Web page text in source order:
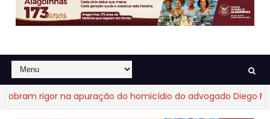
rigor na apuração do homicídio do advogado Diego